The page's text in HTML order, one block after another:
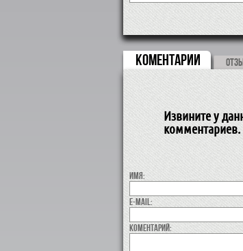
КОМЕНТАРИИ
Извините у
комментариев.
Имя:
E-MAIL:
коментарий: